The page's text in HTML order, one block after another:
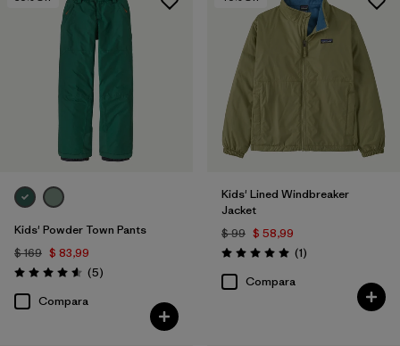
Kids' Powder Town Pants
$ 169 $ 83,99
Valoración: 4.6 / 5
(5Comentarios
)
Compara
Kids' Lined Windbreaker
Jacket
$ 99 $ 58,99
Valoración: 5.0 / 5
(1Comentarios
)
Compara